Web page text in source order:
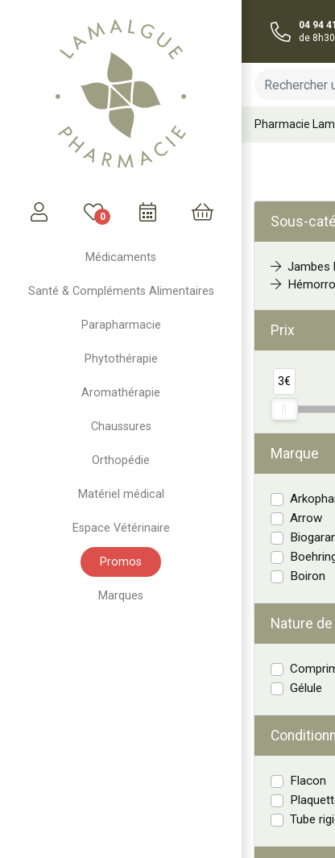
0
Médicaments
Santé & Compléments Alimentaires
Parapharmacie
Phytothérapie
Aromathérapie
Chaussures
Orthopédie
Matériel médical
Espace Vétérinaire
Promos
Marques
04 94
de
Pharmacie
Sous-
Jambes
Prix
3€
Marque
Arrow
Boiron
Nature
Gélule
Flacon
Tube